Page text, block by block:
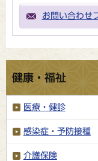
お問い合わせ
健康・福祉
医療・健診
感染症・予防接種
介護保険